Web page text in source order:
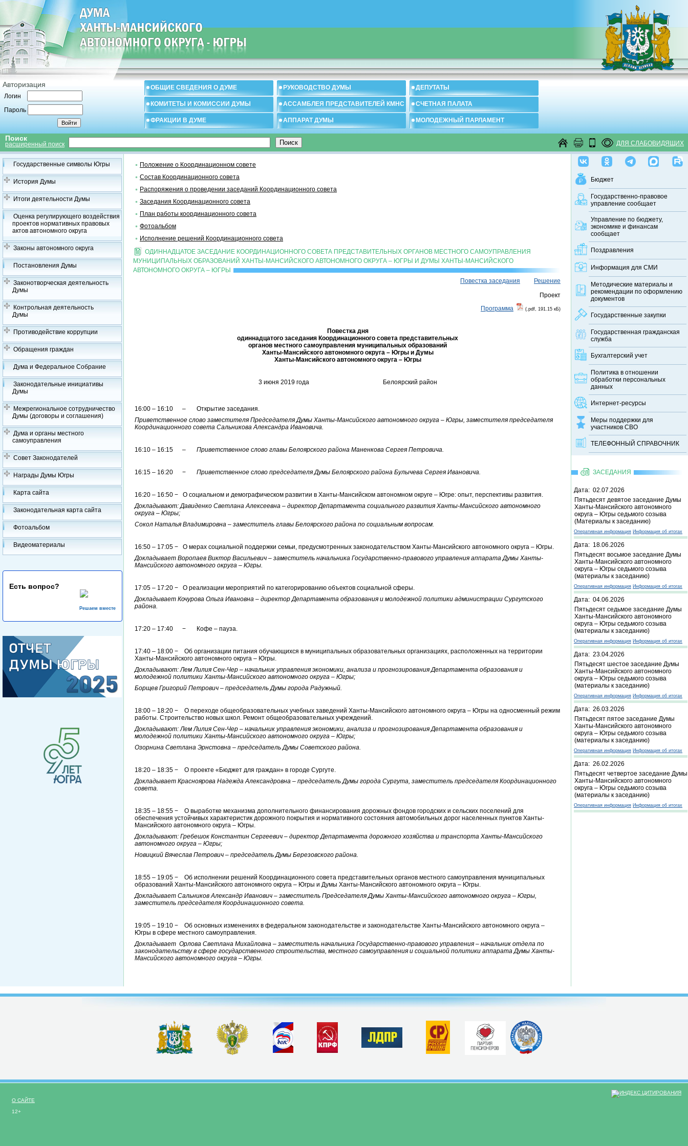
Авторизация
Логин
Пароль
ОБЩИЕ СВЕДЕНИЯ О ДУМЕ РУКОВОДСТВО ДУМЫ ДЕПУТАТЫ
КОМИТЕТЫ И КОМИССИИ ДУМЫ АССАМБЛЕЯ ПРЕДСТАВИТЕЛЕЙ КМНС СЧЕТНАЯ ПАЛАТА
ФРАКЦИИ В ДУМЕ АППАРАТ ДУМЫ МОЛОДЕЖНЫЙ ПАРЛАМЕНТ
Поиск
расширенный поиск ДЛЯ СЛАБОВИДЯЩИХ
Государственные символы Югры
История Думы
Итоги деятельности Думы
Оценка регулирующего воздействия
проектов нормативных правовых
актов автономного округа
Законы автономного округа
Постановления Думы
Законотворческая деятельность
Думы
Контрольная деятельность
Думы
Противодействие коррупции
Обращения граждан
Дума и Федеральное Собрание
Законодательные инициативы
Думы
Межрегиональное сотрудничество
Думы (договоры и соглашения)
Дума и органы местного
самоуправления
Совет Законодателей
Награды Думы Югры
Карта сайта
Законодательная карта сайта
Фотоальбом
Видеоматериалы
Есть вопрос?
Решаем вместе
Бюджет
Государственно-правовое
управление сообщает
Управление по бюджету,
экономике и финансам
сообщает
Поздравления
Информация для СМИ
Методические материалы и
рекомендации по оформлению
документов
Государственные закупки
Государственная гражданская
служба
Бухгалтерский учет
Политика в отношении
обработки персональных
данных
Интернет-ресурсы
Меры поддержки для
участников СВО
ТЕЛЕФОННЫЙ CПРАВОЧНИК
ЗАСЕДАНИЯ
Дата: 02.07.2026
Пятьдесят девятое заседание Думы
Ханты-Мансийского автономного
округа – Югры седьмого созыва
(Материалы к заседанию)
Оперативная информация Информация об итогах
Дата: 18.06.2026
Пятьдесят восьмое заседание Думы
Ханты-Мансийского автономного
округа – Югры седьмого созыва
(материалы к заседанию)
Оперативная информация Информация об итогах
Дата: 04.06.2026
Пятьдесят седьмое заседание Думы
Ханты-Мансийского автономного
округа – Югры седьмого созыва
(материалы к заседанию)
Оперативная информация Информация об итогах
Дата: 23.04.2026
Пятьдесят шестое заседание Думы
Ханты-Мансийского автономного
округа – Югры седьмого созыва
(материалы к заседанию)
Оперативная информация Информация об итогах
Дата: 26.03.2026
Пятьдесят пятое заседание Думы
Ханты-Мансийского автономного
округа – Югры седьмого созыва
(материалы к заседанию)
Оперативная информация Информация об итогах
Дата: 26.02.2026
Пятьдесят четвертое заседание Думы
Ханты-Мансийского автономного
округа – Югры седьмого созыва
(материалы к заседанию)
Оперативная информация Информация об итогах
Положение о Координационном совете
Состав Координационного совета
Распоряжения о проведении заседаний Координационного совета
Заседания Координационного cовета
План работы координационного совета
Фотоальбом
Исполнение решений Координационного совета
ОДИННАДЦАТОЕ ЗАСЕДАНИЕ КООРДИНАЦИОННОГО СОВЕТА ПРЕДСТАВИТЕЛЬНЫХ ОРГАНОВ МЕСТНОГО САМОУПРАВЛЕНИЯ
МУНИЦИПАЛЬНЫХ ОБРАЗОВАНИЙ ХАНТЫ-МАНСИЙСКОГО АВТОНОМНОГО ОКРУГА – ЮГРЫ И ДУМЫ ХАНТЫ-МАНСИЙСКОГО
АВТОНОМНОГО ОКРУГА – ЮГРЫ
Решение
Повестка заседания
Проект
Программа
(.pdf, 191.15 кБ)
Повестка дня
одиннадцатого заседания Координационного совета представительных
органов местного самоуправления муниципальных образований
Ханты-Мансийского автономного округа – Югры и Думы
Ханты-Мансийского автономного округа – Югры
3 июня 2019 года Белоярский район
16:00 – 16:10 – Открытие заседания.
Приветственное слово заместителя Председателя Думы Ханты-Мансийского автономного округа – Югры, заместителя председателя
Координационного совета Сальникова Александра Ивановича.
16:10 – 16:15 – Приветственное слово главы Белоярского района Маненкова Сергея Петровича.
16:15 – 16:20 − Приветственное слово председателя Думы Белоярского района Булычева Сергея Ивановича.
16:20 – 16:50 − О социальном и демографическом развитии в Ханты-Мансийском автономном округе – Югре: опыт, перспективы развития.
Докладывают: Давиденко Светлана Алексеевна – директор Департамента социального развития Ханты-Мансийского автономного
округа – Югры;
Сокол Наталья Владимировна – заместитель главы Белоярского района по социальным вопросам.
16:50 – 17:05 − О мерах социальной поддержки семьи, предусмотренных законодательством Ханты-Мансийского автономного округа – Югры.
Докладывает Воропаев Виктор Васильевич – заместитель начальника Государственно-правового управления аппарата Думы Ханты-
Мансийского автономного округа – Югры.
17:05 – 17:20 − О реализации мероприятий по категорированию объектов социальной сферы.
Докладывает Кочурова Ольга Ивановна – директор Департамента образования и молодежной политики администрации Сургутского
района.
17:20 – 17:40 − Кофе – пауза.
17:40 – 18:00 − Об организации питания обучающихся в муниципальных образовательных организациях, расположенных на территории
Ханты-Мансийского автономного округа – Югры.
Докладывают: Лем Лилия Сен-Чер – начальник управления экономики, анализа и прогнозирования Департамента образования и
молодежной политики Ханты-Мансийского автономного округа – Югры;
Борщев Григорий Петрович – председатель Думы города Радужный.
18:00 – 18:20 − О переходе общеобразовательных учебных заведений Ханты-Мансийского автономного округа – Югры на односменный режим
работы. Строительство новых школ. Ремонт общеобразовательных учреждений.
Докладывают: Лем Лилия Сен-Чер – начальник управления экономики, анализа и прогнозирования Департамента образования и
молодежной политики Ханты-Мансийского автономного округа – Югры;
Озорнина Светлана Эрнстовна – председатель Думы Советского района.
18:20 – 18:35 − О проекте «Бюджет для граждан» в городе Сургуте.
Докладывает Красноярова Надежда Александровна – председатель Думы города Сургута, заместитель председателя Координационного
совета.
18:35 – 18:55 − О выработке механизма дополнительного финансирования дорожных фондов городских и сельских поселений для
обеспечения устойчивых характеристик дорожного покрытия и нормативного состояния автомобильных дорог населенных пунктов Ханты-
Мансийского автономного округа – Югры.
Докладывают: Гребешок Константин Сергеевич – директор Департамента дорожного хозяйства и транспорта Ханты-Мансийского
автономного округа – Югры;
Новицкий Вячеслав Петрович – председатель Думы Березовского района.
18:55 – 19:05 − Об исполнении решений Координационного совета представительных органов местного самоуправления муниципальных
образований Ханты-Мансийского автономного округа – Югры и Думы Ханты-Мансийского автономного округа – Югры.
Докладывает Сальников Александр Иванович – заместитель Председателя Думы Ханты-Мансийского автономного округа – Югры,
заместитель председателя Координационного совета.
19:05 – 19:10 − Об основных изменениях в федеральном законодательстве и законодательстве Ханты-Мансийского автономного округа –
Югры в сфере местного самоуправления.
Докладывает Орлова Светлана Михайловна – заместитель начальника Государственно-правового управления – начальник отдела по
законодательству в сфере государственного строительства, местного самоуправления и социальной политики аппарата Думы Ханты-
Мансийского автономного округа – Югры.
О САЙТЕ
12+